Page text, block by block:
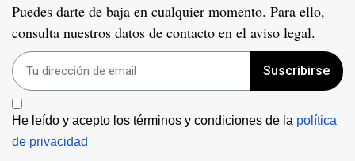
Puedes darte de baja en cualquier momento. Para ello,
consulta nuestros datos de contacto en el aviso legal.
Suscribirse
He leído y acepto los términos y condiciones de la política
de privacidad